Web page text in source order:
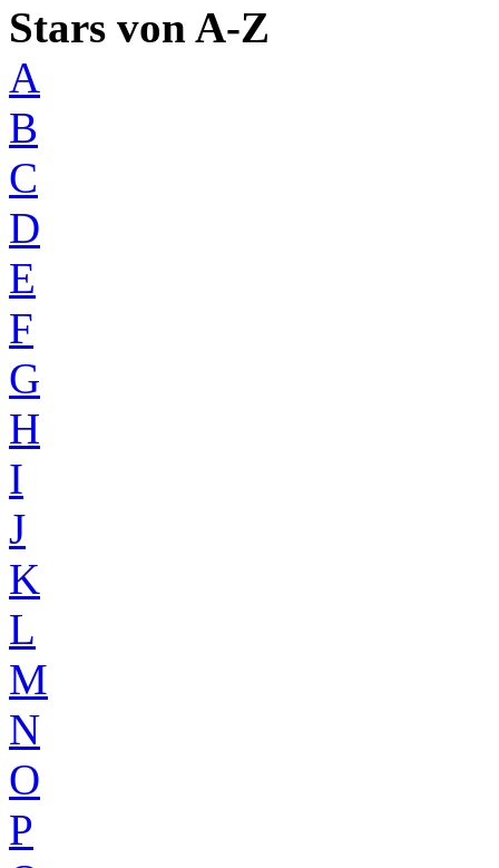
Stars von A-Z
A
B
C
D
E
F
G
H
I
J
K
L
M
N
O
P